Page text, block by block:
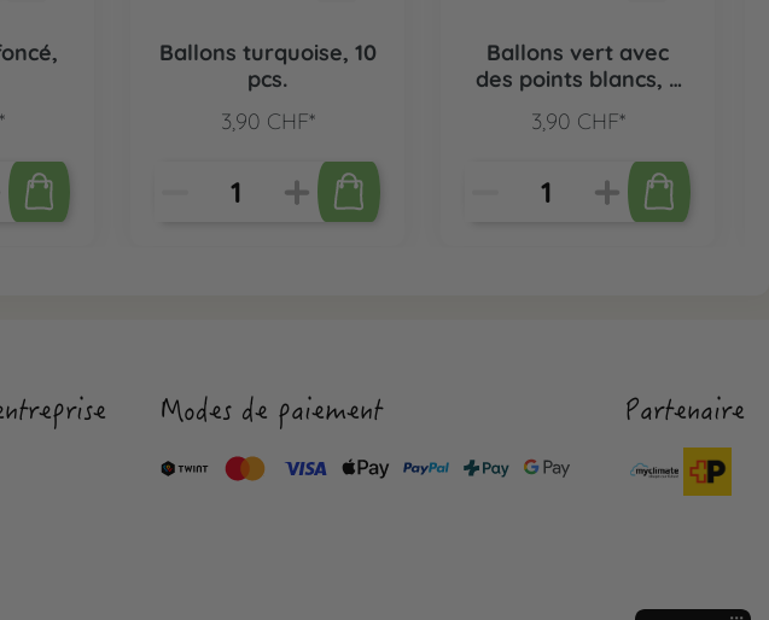
Ballons turquoise, 10
pcs.
3,90 CHF*
Ballons vert avec
des points blancs, 6
3,90 CHF*
Modes de paiement Partenaire